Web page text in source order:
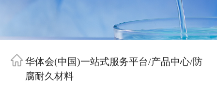
华体会(中国)一站式服务平台/产品中心/防
腐耐久材料